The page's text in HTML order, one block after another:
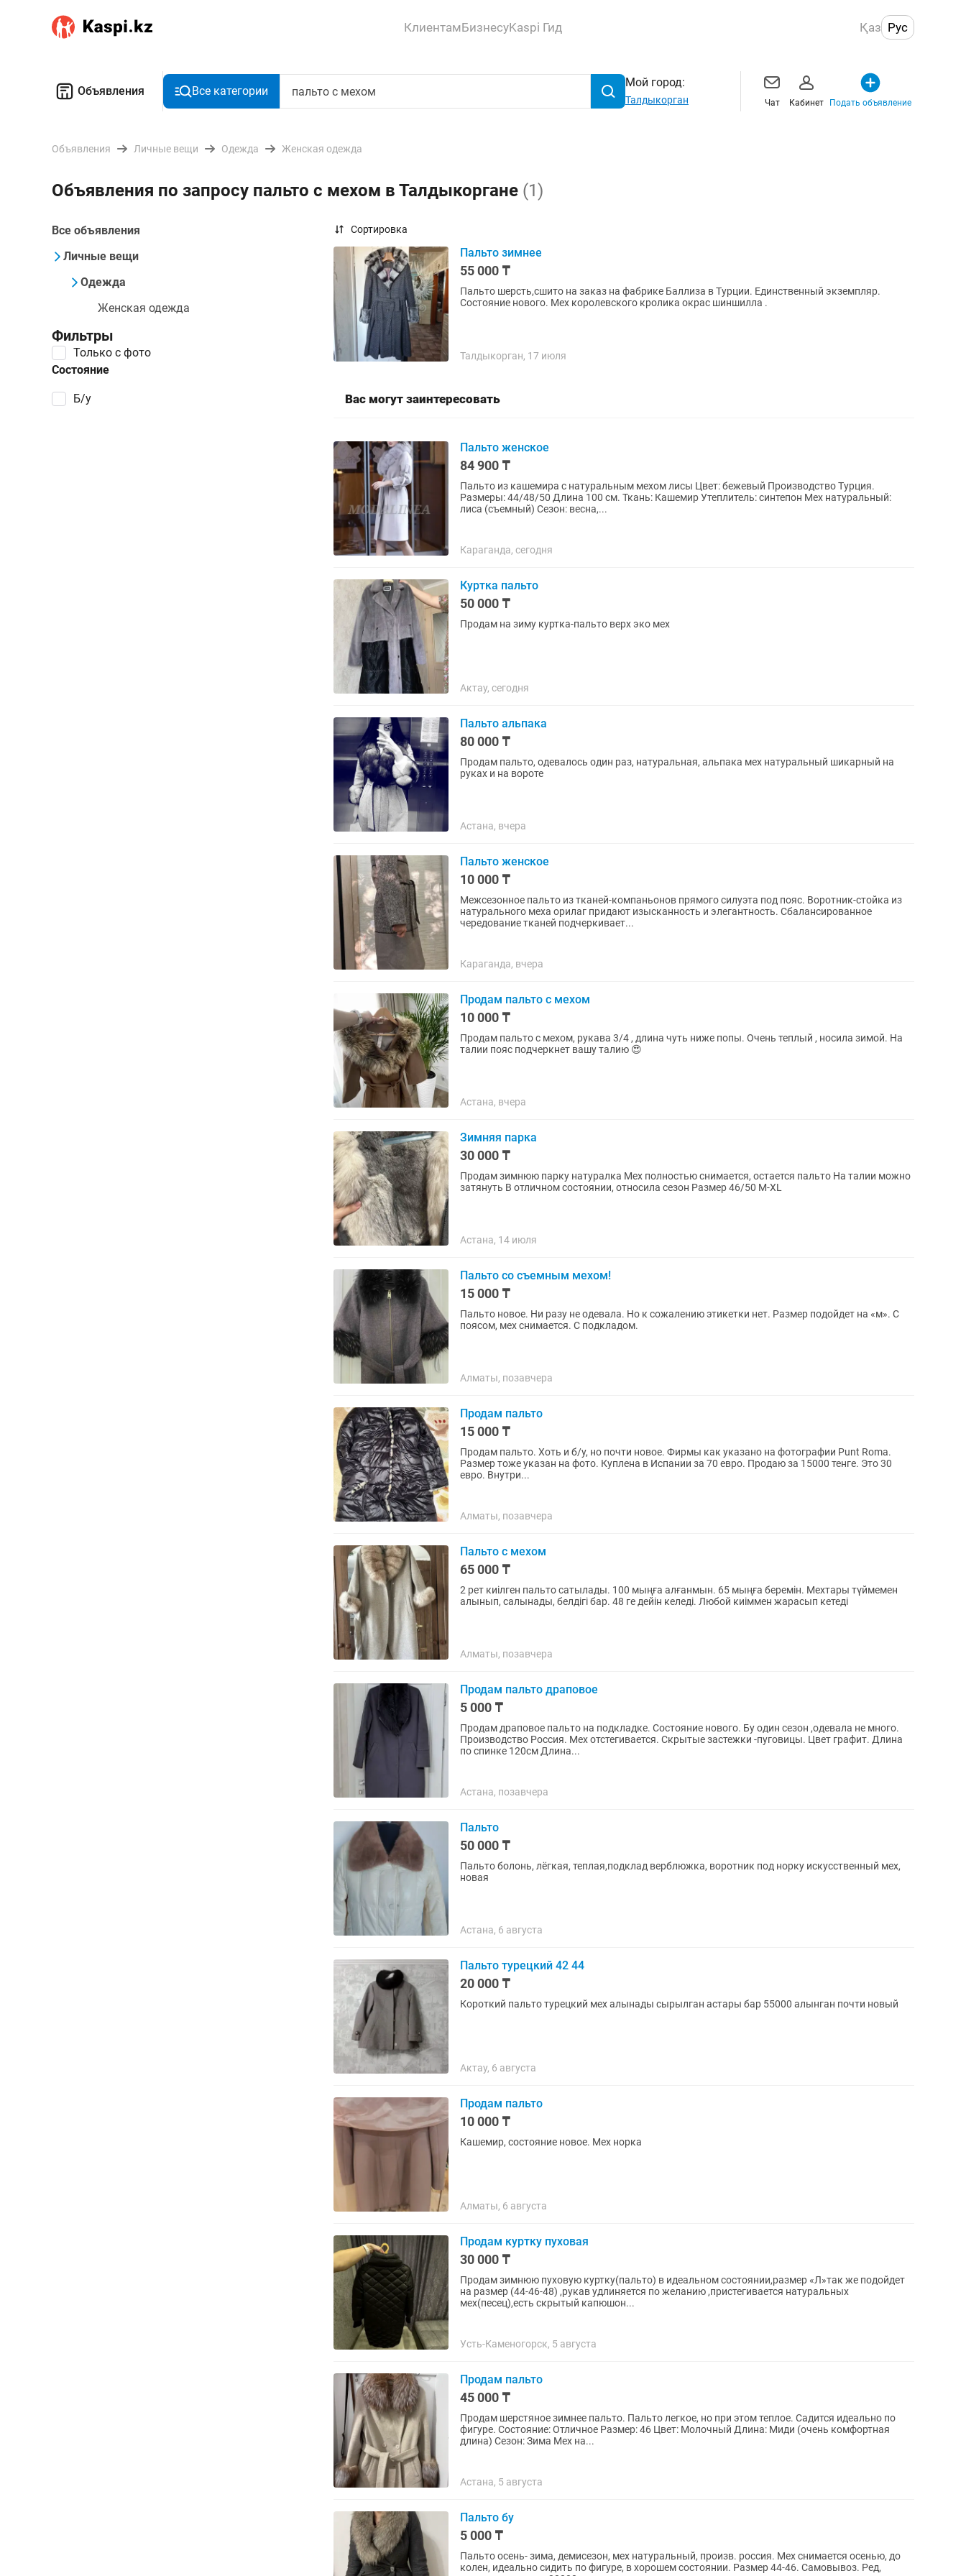
КлиентамБизнесуKaspi Гид Қаз Рус
Объявления Все категории
Мой город:
Талдыкорган Чат Кабинет Подать объявление
Объявления Личные вещи Одежда Женская одежда
Объявления по запросу пальто с мехом в Талдыкоргане (1)
Все объявления
Личные вещи
Одежда
Женская одежда
Фильтры
Состояние
Б/у
Только с фото
Сортировка
Пальто зимнее
55 000 ₸
Пальто шерсть,сшито на заказ на фабрике Баллиза в Турции. Единственный экземпляр.
Состояние нового. Мех королевского кролика окрас шиншилла .
Талдыкорган, 17 июля
Вас могут заинтересовать
Пальто женское
84 900 ₸
Пальто из кашемира c натуральным мехом лисы Цвет: бежевый Производство Турция.
Размеры: 44/48/50 Длина 100 см. Ткань: Кашемир Утеплитель: синтепон Мех натуральный:
лиса (съемный) Сезон: весна,...
Караганда, сегодня
Куртка пальто
50 000 ₸
Продам на зиму куртка-пальто верх эко мех
Актау, сегодня
Пальто альпака
80 000 ₸
Продам пальто, одевалось один раз, натуральная, альпака мех натуральный шикарный на
руках и на вороте
Астана, вчера
Пальто женское
10 000 ₸
Межсезонное пальто из тканей-компаньонов прямого силуэта под пояс. Воротник-стойка из
натурального меха орилаг придают изысканность и элегантность. Сбалансированное
чередование тканей подчеркивает...
Караганда, вчера
Продам пальто с мехом
10 000 ₸
Продам пальто с мехом, рукава 3/4 , длина чуть ниже попы. Очень теплый , носила зимой. На
талии пояс подчеркнет вашу талию 😍
Астана, вчера
Зимняя парка
30 000 ₸
Продам зимнюю парку натуралка Мех полностью снимается, остается пальто На талии можно
затянуть В отличном состоянии, относила сезон Размер 46/50 M-XL
Астана, 14 июля
Пальто со съемным мехом!
15 000 ₸
Пальто новое. Ни разу не одевала. Но к сожалению этикетки нет. Размер подойдет на «м». С
поясом, мех снимается. С подкладом.
Алматы, позавчера
Продам пальто
15 000 ₸
Продам пальто. Хоть и б/у, но почти новое. Фирмы как указано на фотографии Punt Roma.
Размер тоже указан на фото. Куплена в Испании за 70 евро. Продаю за 15000 тенге. Это 30
евро. Внутри...
Алматы, позавчера
Пальто с мехом
65 000 ₸
2 рет киілген пальто сатылады. 100 мыңға алғанмын. 65 мыңға беремін. Мехтары түймемен
алынып, салынады, белдігі бар. 48 ге дейін келеді. Любой киіммен жарасып кетеді
Алматы, позавчера
Продам пальто драповое
5 000 ₸
Продам драповое пальто на подкладке. Состояние нового. Бу один сезон ,одевала не много.
Производство Россия. Мех отстегивается. Скрытые застежки -пуговицы. Цвет графит. Длина
по спинке 120см Длина...
Астана, позавчера
Пальто
50 000 ₸
Пальто болонь, лёгкая, теплая,подклад верблюжка, воротник под норку искусственный мех,
новая
Астана, 6 августа
Пальто турецкий 42 44
20 000 ₸
Короткий пальто турецкий мех алынады сырылган астары бар 55000 алынган почти новый
Актау, 6 августа
Продам пальто
10 000 ₸
Кашемир, состояние новое. Мех норка
Алматы, 6 августа
Продам куртку пуховая
30 000 ₸
Продам зимнюю пуховую куртку(пальто) в идеальном состоянии,размер «Л»так же подойдет
на размер (44-46-48) ,рукав удлиняется по желанию ,пристегивается натуральных
мех(песец),есть скрытый капюшон...
Усть-Каменогорск, 5 августа
Продам пальто
45 000 ₸
Продам шерстяное зимнее пальто. Пальто легкое, но при этом теплое. Садится идеально по
фигуре. Состояние: Отличное Размер: 46 Цвет: Молочный Длина: Миди (очень комфортная
длина) Сезон: Зима Мех на...
Астана, 5 августа
Пальто бу
5 000 ₸
Пальто осень- зима, демисезон, мех натуральный, произв. россия. Мех снимается осенью, до
колен, идеально сидить по фигуре, в хорошем состоянии. Размер 44-46. Самовывоз. Ред,